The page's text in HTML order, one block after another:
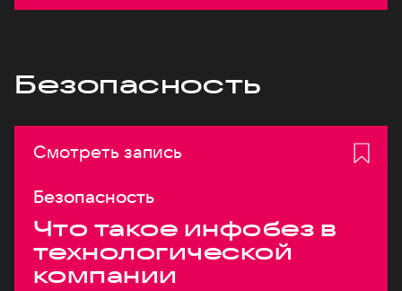
Безопасность
Смотреть запись
Безопасность
Что такое инфобез в
технологической
компании